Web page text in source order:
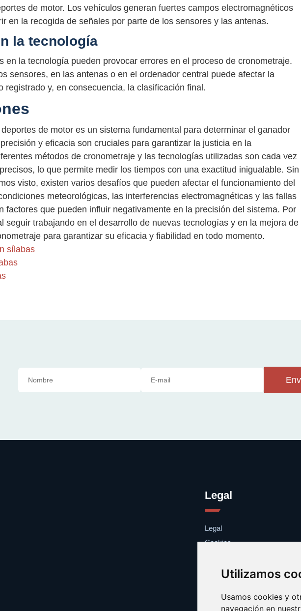
Utilizamos
Usamos cookies y
navegación en
de motor. Los vehículos generan fuertes campos electromagnéticos
en la recogida de señales por parte de los sensores y las antenas.
la tecnología
en la tecnología pueden provocar errores en el proceso de cronometraje.
sensores, en las antenas o en el ordenador central puede afectar la
registrado y, en consecuencia, la clasificación final.
de motor es un sistema fundamental para determinar el ganador
y eficacia son cruciales para garantizar la justicia en la
métodos de cronometraje y las tecnologías utilizadas son cada vez
lo que permite medir los tiempos con una exactitud inigualable. Sin
visto, existen varios desafíos que pueden afectar el funcionamiento del
meteorológicas, las interferencias electromagnéticas y las fallas
factores que pueden influir negativamente en la precisión del sistema. Por
seguir trabajando en el desarrollo de nuevas tecnologías y en la mejora de
para garantizar su eficacia y fiabilidad en todo momento.
sílabas
Legal
Legal
Cookies